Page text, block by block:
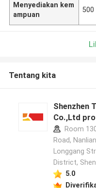
Menyediakan kem
ampuan
500
Tentang kita
Shenzhen
Co.,Ltd
Room
Road,
Longgang
District,
5.0